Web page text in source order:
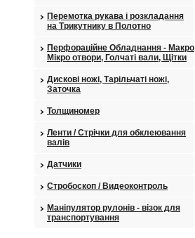
Перемотка рукава і розкладання
на Трикутнику в Полотно
Перфораційне Обладнання - Макро
Мікро отвори, Голчаті вали, Щітки
Дискові ножі, Тарільчаті ножі,
Заточка
Толщиномер
Ленти / Стрічки для обклеювання
валів
Датчики
Стробоскоп / Видеоконтроль
Маніпулятор рулонів - візок для
транспортування